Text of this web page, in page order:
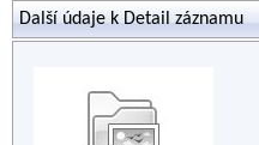
Další údaje k Detail záznamu